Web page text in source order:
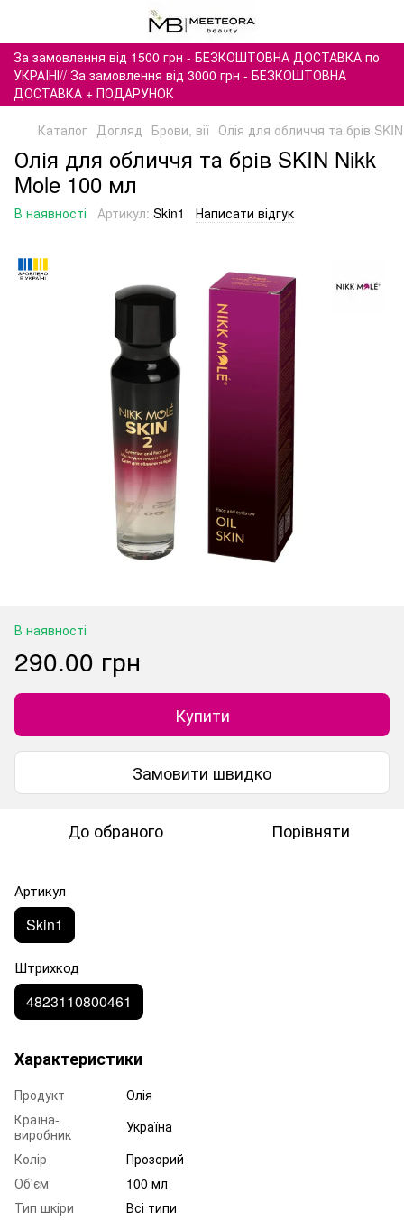
За замовлення від 1500 грн - БЕЗКОШТОВНА ДОСТАВКА по
УКРАЇНІ// За замовлення від 3000 грн - БЕЗКОШТОВНА
ДОСТАВКА + ПОДАРУНОК
Каталог Догляд Брови, вії Олія для обличчя та брів
Олія для обличчя та брів SKIN Nikk
Mole 100 мл
В наявності Артикул: Skin1 Написати відгук
В наявності
290.00 грн
Купити
Замовити швидко
До обраного Порівняти
Артикул
Skin1
Штрихкод
4823110800461
Характеристики
Продукт
Олія
Країна-
виробник
Україна
Колір
Прозорий
Об'єм
100 мл
Тип шкіри
Всі типи